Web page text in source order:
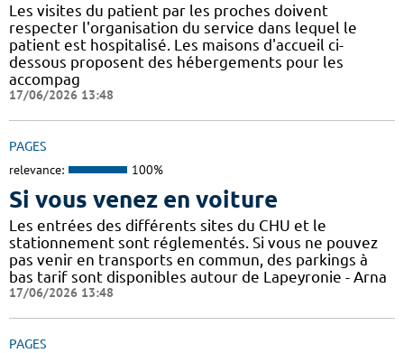
Les visites du patient par les proches doivent
respecter l'organisation du service dans lequel le
patient est hospitalisé. Les maisons d'accueil ci-
dessous proposent des hébergements pour les
accompag
17/06/2026 13:48
PAGES
relevance: 100%
Si vous venez en voiture
Les entrées des différents sites du CHU et le
stationnement sont réglementés. Si vous ne pouvez
pas venir en transports en commun, des parkings à
bas tarif sont disponibles autour de Lapeyronie - Arna
17/06/2026 13:48
PAGES